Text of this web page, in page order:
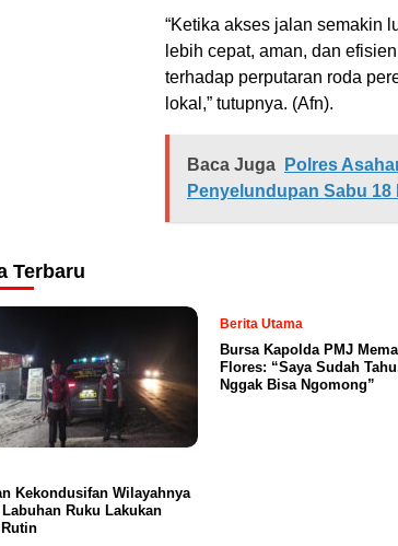
“Ketika akses jalan semakin
lebih cepat, aman, dan
terhadap perputaran roda
lokal,” tutupnya. (Afn).
Baca Juga
Polres
Penyelundupan Sabu
Terbaru
Kekondusifan Wilayahnya
Ruku Lakukan
Berita Utama
Bursa Kapolda PMJ
Flores: “Saya Sudah
Nggak Bisa Ngomong”